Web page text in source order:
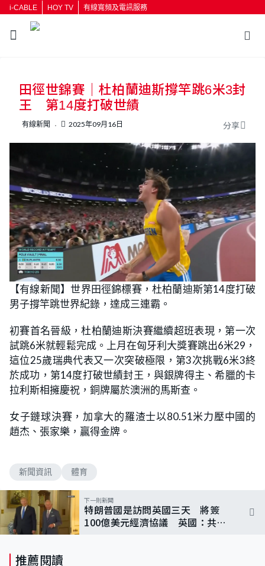
i-CABLE HOY TV 有線寬頻及電訊服務
按輸入鍵開始搜尋
田徑世錦賽｜杜柏蘭迪斯撐竿跳6米3封
王 第14度打破世績
有線新聞 2025年09月16日 分享
【有線新聞】世界田徑錦標賽，杜柏蘭迪斯第14度打破
男子撐竿跳世界紀錄，達成三連霸。
初賽首名晉級，杜柏蘭迪斯決賽繼續超班表現，第一次
試跳6米就輕鬆完成。上月在匈牙利大獎賽跳出6米29，
這位25歲瑞典代表又一次突破極限，第3次挑戰6米3終
於成功，第14度打破世績封王，與銀牌得主、希臘的卡
拉利斯相擁慶祝，銅牌屬於澳洲的馬斯查。
女子鏈球決賽，加拿大的羅渣士以80.51米力壓中國的
趙杰、張家樂，贏得金牌。
新聞資訊 體育
下一則新聞
特朗普國是訪問英國三天 將簽
100億美元經濟協議 英國：共同
推薦閱讀